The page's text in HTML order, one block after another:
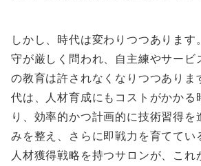
しかし、時代は変わりつつあります
守が厳しく問われ、自主練やサービ
の教育は許されなくなりつつありま
代は、人材育成にもコストがかかる
り、効率的かつ計画的に技術習得を
みを整え、さらに即戦力を育ててい
人材獲得戦略を持つサロンが、これ